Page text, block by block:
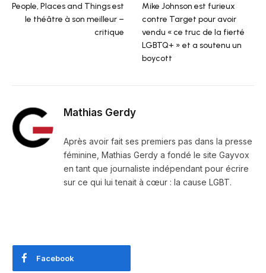
People, Places and Things est
le théâtre à son meilleur –
critique
Mike Johnson est furieux
contre Target pour avoir
vendu « ce truc de la fierté
LGBTQ+ » et a soutenu un
boycott
Mathias Gerdy
Après avoir fait ses premiers pas dans la presse
féminine, Mathias Gerdy a fondé le site Gayvox
en tant que journaliste indépendant pour écrire
sur ce qui lui tenait à cœur : la cause LGBT.
Facebook